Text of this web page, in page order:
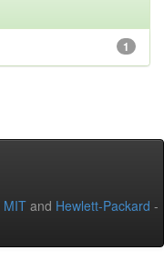
1
MIT and Hewlett-Packard -